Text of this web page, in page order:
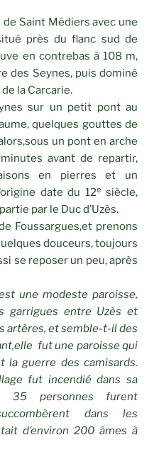
Saint Médiers avec une
près du flanc sud de
en contrebas à 108 m,
des Seynes, puis dominé
la Carcarie.
sur un petit pont au
quelques gouttes de
un pont en arche
avant de repartir,
en pierres et un
date du 12e siècle,
par le Duc d’Uzès.
Foussargues,et prenons
douceurs, toujours
se reposer un peu, après
une modeste paroisse,
garrigues entre Uzès et
artères, et semble-t-il des
fut une paroisse qui
la guerre des camisards.
fut incendié dans sa
35 personnes furent
dans les
d’environ 200 âmes à